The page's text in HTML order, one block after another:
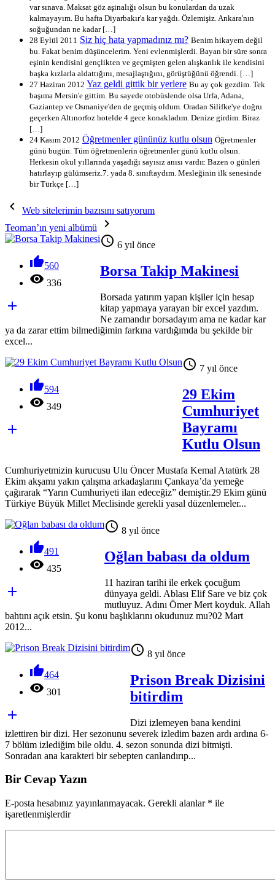
var sınava. Maksat göz aşinalığı olsun bu konulardan da uzak
kalmayayım. Bu hafta Diyarbakır'a kar yağdı. Özlemişiz. Ankara'nın
soğuğundan ne kadar […]
28 Eylül 2011 Siz hiç hata yapmadınız mı? Benim hikayem değil
bu. Fakat benim düşüncelerim. Yeni evlenmişlerdi. Bayan bir süre sonra
eşinin kendisini gençlikten ve geçmişten gelen alışkanlık ile kendisini
başka kızlarla aldattığını, mesajlaştığını, görüştüğünü öğrendi. […]
27 Haziran 2012 Yaz geldi gittik bir yerlere Bu ay çok gezdim. Tek
başıma Mersin'e gittim. Bu sayede otobüslende olsa Urfa, Adana,
Gaziantep ve Osmaniye'den de geçmiş oldum. Oradan Silifke'ye doğru
geçerken Altınorfoz hotelde 4 gece konakladım. Denize girdim. Biraz
[…]
24 Kasım 2012 Öğretmenler gününüz kutlu olsun Öğretmenler
günü bugün. Tüm öğretmenlerin öğretmenler günü kutlu olsun.
Herkesin okul yıllarında yaşadığı sayısız anısı vardır. Bazen o günleri
hatırlayıp gülümseriz.7. yada 8. sınıftaydım. Mesleğinin ilk senesinde
bir Türkçe […]

Web sitelerimin bazısını satıyorum
Teoman’ın yeni albümü

560
 336

 6 yıl önce
Borsa Takip Makinesi
Borsada yatırım yapan kişiler için hesap
kitap yapmaya yarayan bir excel yazdım.
Ne zamandır borsadayım ama ne kadar kar
ya da zarar ettim bilmediğimin farkına vardığımda bu şekilde bir
excel...
594
 349

 7 yıl önce
29 Ekim
Cumhuriyet
Bayramı
Kutlu Olsun
Cumhuriyetmizin kurucusu Ulu Öncer Mustafa Kemal Atatürk 28
Ekim akşamı yakın çalışma arkadaşlarını Çankaya’da yemeğe
çağırarak “Yarın Cumhuriyeti ilan edeceğiz” demiştir.29 Ekim günü
Türkiye Büyük Millet Meclisinde gerekli yasal düzenlemeler...
491
 435

 8 yıl önce
Oğlan babası da oldum
11 haziran tarihi ile erkek çocuğum
dünyaya geldi. Ablası Elif Sare ve biz çok
mutluyuz. Adını Ömer Mert koyduk. Allah
bahtını açık etsin. Şu konu başlıklarını okudunuz mu?02 Mart
2012...
464
 301

 8 yıl önce
Prison Break Dizisini
bitirdim
Dizi izlemeyen bana kendini
izlettiren bir dizi. Her sezonunu severek izledim bazen ardı ardına 6-
7 bölüm izlediğim bile oldu. 4. sezon sonunda dizi bitmişti.
Sonradan ana karakteri bir sebepten canlandırıp...
Bir Cevap Yazın
E-posta hesabınız yayınlanmayacak. Gerekli alanlar * ile
işaretlenmişlerdir